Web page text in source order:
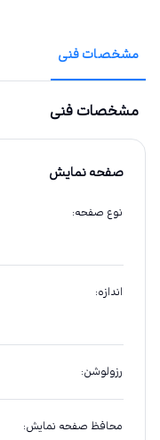
مشخصات فنی
مشخصات فنی
صفحه نمایش
نوع صفحه:
اندازه:
رزولوشن:
محافظ صفحه نمایش: